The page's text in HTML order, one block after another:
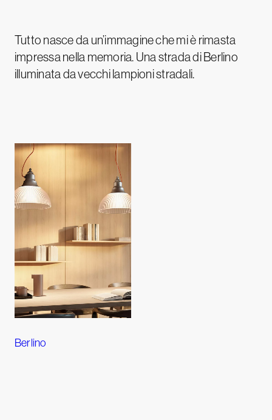
Tutto nasce da un’immagine che mi è rimasta
impressa nella memoria. Una strada di Berlino
illuminata da vecchi lampioni stradali.
Berlino